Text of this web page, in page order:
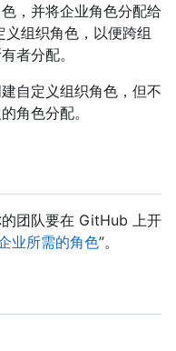
，并将企业角色分配给
组织角色，以便跨组
者分配。
自定义组织角色，但不
角色分配。
团队要在 GitHub 上开
业所需的角色”。